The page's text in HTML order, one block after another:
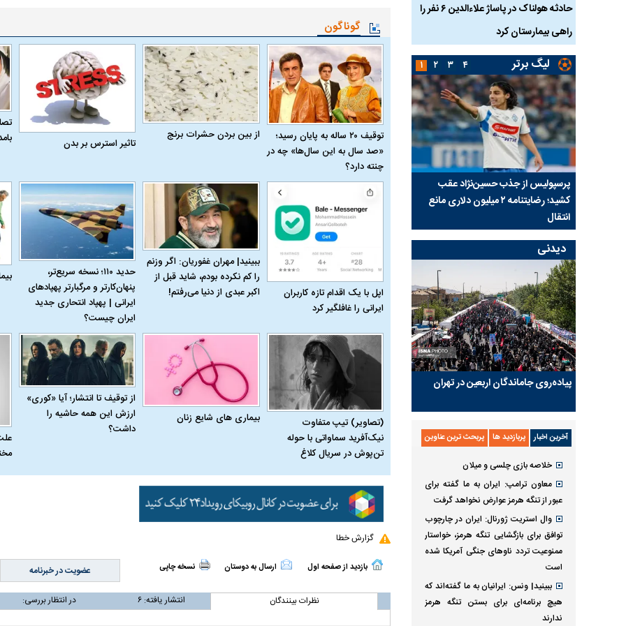
گوناگون
توقیف ۲۰ ساله به پایان رسید؛
«صد سال به این سال‌ها» چه در
چنته دارد؟
از بین بردن حشرات برنج
تاثیر استرس بر بدن
اپل با یک اقدام تازه کاربران
ایرانی را غافلگیر کرد
ببینید| مهران غفوریان: اگر وزنم
را کم نکرده بودم، شاید قبل از
اکبر عبدی از دنیا می‌رفتم!
حدید ۱۱۰؛ نسخه سریع‌تر،
پنهان‌کارتر و مرگبارتر پهپادهای
ایرانی | پهپاد انتحاری جدید
ایران چیست؟
(تصاویر) تیپ متفاوت
نیک‌آفرید سماواتی با حوله
تن‌پوش در سریال کلاغ
بیماری‌ های شایع زنان
از توقیف تا انتشار؛ آیا «کوری»
ارزش این همه حاشیه را
داشت؟
گزارش خطا
بازدید از صفحه اول ارسال به دوستان نسخه چاپی عضویت در خبرنامه
نظرات بینندگان انتشار یافته:۶ در انتظار بررسی:
حادثه هولناک در پاساژ علاءالدین ۶ نفر را
راهی بیمارستان کرد
ماجرای قتل مداح معروف چیست؟
شدند؛ از تزریق فیلر تا جراحی پلک
راهی بیمارستان
لیگ برتر
پرسپولیس از جذب حسین‌نژاد عقب
کشید؛ رضایتنامه ۲ میلیون دلاری مانع
انتقال
بازی‌های لیگ برتر فوتبال با تماشاگر
برگزار می‌شود
رقم نجومی رضایتنامه مدافع موردنظر
پرسپولیس لو رفت
دو خرید جدید
امضای قرارداد
۱ ۲ ۳ ۴
دیدنی
پیاده‌روی جاماندگان اربعین در تهران
آخرین اخبار پربازدید ها پربحث ترین عناوین
خلاصه بازی چلسی و میلان
معاون ترامپ: ایران به ما گفته برای
عبور از تنگه هرمز عوارض نخواهد گرفت
وال استریت ژورنال: ایران در چارچوب
توافق برای بازگشایی تنگه هرمز، خواستار
ممنوعیت تردد ناو‌های جنگی آمریکا شده
است
ببینید| ونس: ایرانیان به ما گفته‌اند که
هیچ برنامه‌ای برای بستن تنگه هرمز
ندارند